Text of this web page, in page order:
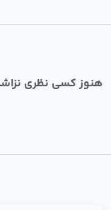
هنوز کسی نظری